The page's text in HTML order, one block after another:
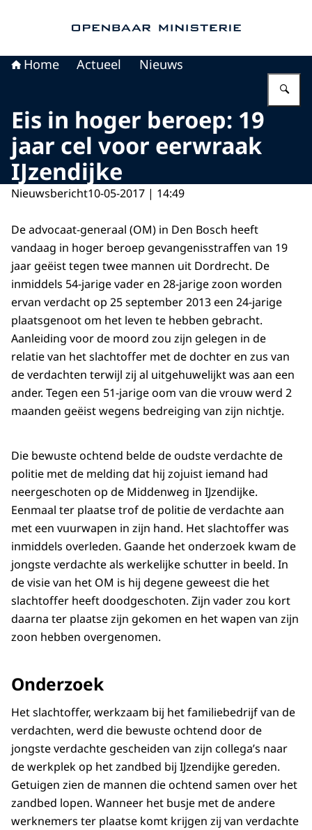
Home Actueel Nieuws
Eis in hoger beroep: 19
jaar cel voor eerwraak
IJzendijke
Nieuwsbericht10-05-2017 | 14:49
De advocaat-generaal (OM) in Den Bosch heeft
vandaag in hoger beroep gevangenisstraffen van 19
jaar geëist tegen twee mannen uit Dordrecht. De
inmiddels 54-jarige vader en 28-jarige zoon worden
ervan verdacht op 25 september 2013 een 24-jarige
plaatsgenoot om het leven te hebben gebracht.
Aanleiding voor de moord zou zijn gelegen in de
relatie van het slachtoffer met de dochter en zus van
de verdachten terwijl zij al uitgehuwelijkt was aan een
ander. Tegen een 51-jarige oom van die vrouw werd 2
maanden geëist wegens bedreiging van zijn nichtje.
Die bewuste ochtend belde de oudste verdachte de
politie met de melding dat hij zojuist iemand had
neergeschoten op de Middenweg in IJzendijke.
Eenmaal ter plaatse trof de politie de verdachte aan
met een vuurwapen in zijn hand. Het slachtoffer was
inmiddels overleden. Gaande het onderzoek kwam de
jongste verdachte als werkelijke schutter in beeld. In
de visie van het OM is hij degene geweest die het
slachtoffer heeft doodgeschoten. Zijn vader zou kort
daarna ter plaatse zijn gekomen en het wapen van zijn
zoon hebben overgenomen.
Onderzoek
Het slachtoffer, werkzaam bij het familiebedrijf van de
verdachten, werd die bewuste ochtend door de
jongste verdachte gescheiden van zijn collega’s naar
de werkplek op het zandbed bij IJzendijke gereden.
Getuigen zien de mannen die ochtend samen over het
zandbed lopen. Wanneer het busje met de andere
werknemers ter plaatse komt krijgen zij van verdachte